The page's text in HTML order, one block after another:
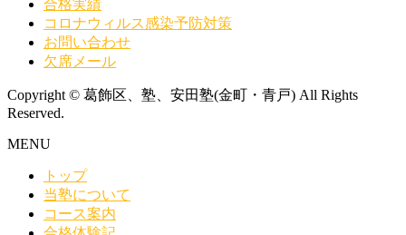
合格実績
コロナウィルス感染予防対策
お問い合わせ
欠席メール
Copyright © 葛飾区、塾、安田塾(金町・青戸) All Rights
Reserved.
MENU
トップ
当塾について
コース案内